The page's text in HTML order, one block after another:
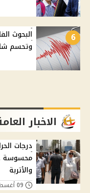
6
البحوث
وتحسم
الاخبار
محسوسة
والأتربة